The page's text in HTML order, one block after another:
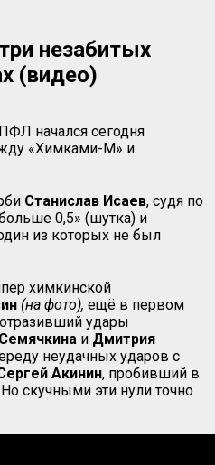
незабитых
(видео)
начался сегодня
«Химками-М» и
Станислав Исаев, судя по
0,5» (шутка) и
из которых не был
химкинской
(на фото), ещё в первом
удары
и Дмитрия
неудачных ударов с
Акинин, пробивший в
скучными эти нули точно